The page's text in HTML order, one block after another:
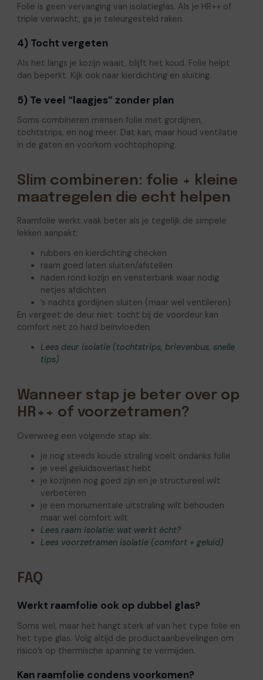
Folie is geen vervanging van isolatieglas. Als je HR++ of
triple verwacht, ga je teleurgesteld raken.
4) Tocht vergeten
Als het langs je kozijn waait, blijft het koud. Folie helpt
dan beperkt. Kijk ook naar kierdichting en sluiting.
5) Te veel “laagjes” zonder plan
Soms combineren mensen folie met gordijnen,
tochtstrips, en nog meer. Dat kan, maar houd ventilatie
in de gaten en voorkom vochtophoping.
Slim combineren: folie + kleine
maatregelen die echt helpen
Raamfolie werkt vaak beter als je tegelijk de simpele
lekken aanpakt:
rubbers en kierdichting checken
raam goed laten sluiten/afstellen
naden rond kozijn en vensterbank waar nodig
netjes afdichten
’s nachts gordijnen sluiten (maar wel ventileren)
En vergeet de deur niet: tocht bij de voordeur kan
comfort net zo hard beïnvloeden.
Lees deur isolatie (tochtstrips, brievenbus, snelle
tips)
Wanneer stap je beter over op
HR++ of voorzetramen?
Overweeg een volgende stap als:
je nog steeds koude straling voelt ondanks folie
je veel geluidsoverlast hebt
je kozijnen nog goed zijn en je structureel wilt
verbeteren
je een monumentale uitstraling wilt behouden
maar wel comfort wilt
Lees raam isolatie: wat werkt écht?
Lees voorzetramen isolatie (comfort + geluid)
FAQ
Werkt raamfolie ook op dubbel glas?
Soms wel, maar het hangt sterk af van het type folie en
het type glas. Volg altijd de productaanbevelingen om
risico’s op thermische spanning te vermijden.
Kan raamfolie condens voorkomen?